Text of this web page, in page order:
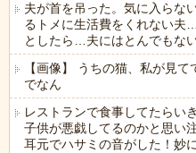
夫が首を吊った。気に入らな
るトメに生活費をくれない夫
としたら…夫にはとんでもな
【画像】 うちの猫、私が見
でなん
レストランで食事してたらい
子供が悪戯してるのかと思い
耳元でハサミの音がした！妙